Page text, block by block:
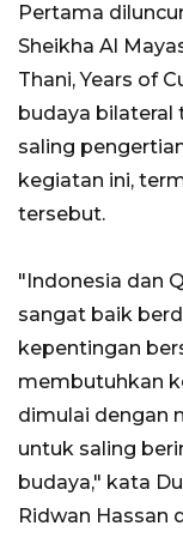
Pertama
Sheikha Al
Thani, Years of
budaya
saling
kegiatan ini,
tersebut.
"Indonesia dan
sangat baik
kepentingan
membutuhkan
dimulai dengan
untuk saling
budaya," kata
Ridwan Hassan